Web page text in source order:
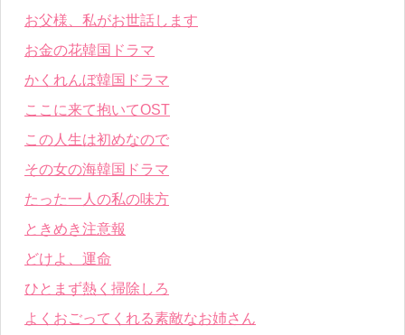
お父様、私がお世話します
お金の花韓国ドラマ
かくれんぼ韓国ドラマ
ここに来て抱いてOST
この人生は初めなので
その女の海韓国ドラマ
たった一人の私の味方
ときめき注意報
どけよ、運命
ひとまず熱く掃除しろ
よくおごってくれる素敵なお姉さん